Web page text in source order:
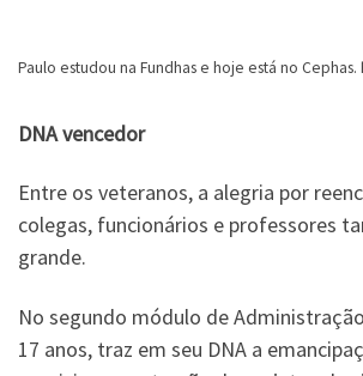
Paulo estudou na Fundhas e hoje está no Cephas.
DNA vencedor
Entre os veteranos, a alegria por
colegas, funcionários e professores
grande.
No segundo módulo de
17 anos, traz em seu DNA a